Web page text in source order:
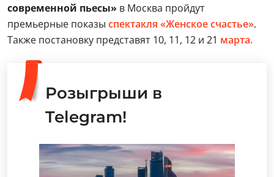
современной пьесы» в Москва пройдут
премьерные показы спектакля «Женское счастье».
Также постановку представят 10, 11, 12 и 21 марта.
Розыгрыши в
Telegram!